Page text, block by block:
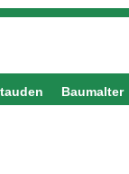
Baumalter